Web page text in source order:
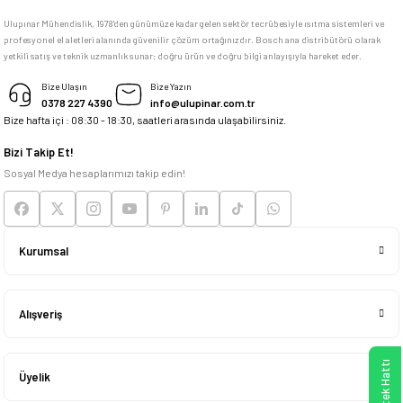
memnun kaldım
Deneyimini Paylaş
Ulupınar Mühendislik, 1978'den günümüze kadar gelen sektör tecrübesiyle ısıtma sistemleri ve
profesyonel el aletleri alanında güvenilir çözüm ortağınızdır. Bosch ana distribütörü olarak
yetkili satış ve teknik uzmanlık sunar; doğru ürün ve doğru bilgi anlayışıyla hareket eder.
Bize Ulaşın
0378 227 4390
Bize Yazın
info@ulupinar.com.tr
Bize hafta içi : 08:30 - 18:30, saatleri arasında ulaşabilirsiniz.
Bizi Takip Et!
Sosyal Medya hesaplarımızı takip edin!
Kurumsal
Alışveriş
Üyelik